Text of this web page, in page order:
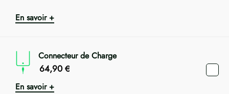
En savoir +
Connecteur de Charge
64,90 €
En savoir +